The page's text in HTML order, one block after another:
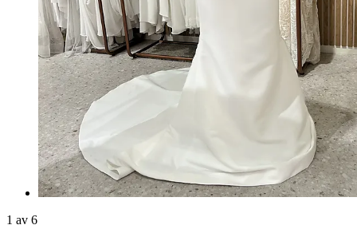
1 av 6